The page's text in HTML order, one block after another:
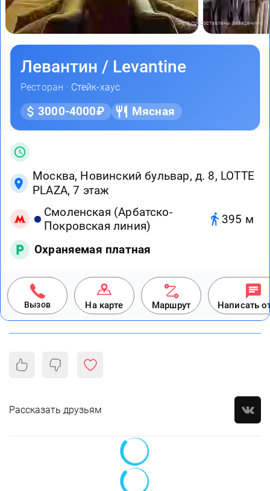
Фото предоставлены заведением
Левантин / Levantine
Ресторан · Стейк-хаус
3000-4000₽ Мясная
Москва, Новинский бульвар, д. 8, LOTTE
PLAZA, 7 этаж
Смоленская (Арбатско-
Покровская линия)
395 м
Охраняемая платная
Вызов На карте Маршрут Написать
Рассказать друзьям